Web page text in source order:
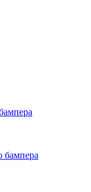
бампера